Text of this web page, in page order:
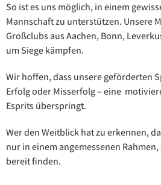
So ist es uns möglich, in einem
Mannschaft zu unterstützen. Unsere
Großclubs aus Aachen, Bonn,
um Siege kämpfen.
Wir hoffen, dass unsere geförderten
Erfolg oder Misserfolg – eine
Esprits überspringt.
Wer den Weitblick hat zu erkennen,
nur in einem angemessenen
bereit finden.